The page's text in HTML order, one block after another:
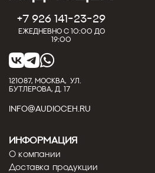
+7 926 141-23-29
Ежедневно с 10:00 до
19:00
121087, МОСКВА, УЛ.
БУТЛЕРОВА, Д. 17
INFO@AUDIOCEH.RU
Информация
О компании
Доставка продукции